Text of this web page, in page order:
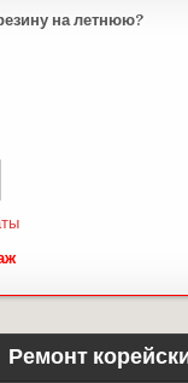
на летнюю?
Ремонт